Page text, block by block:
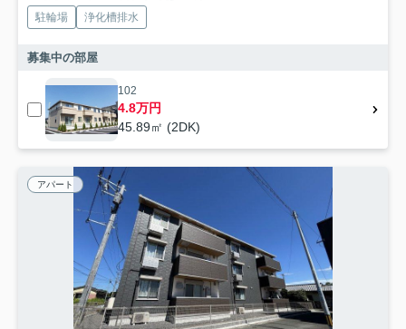
駐輪場 浄化槽排水
募集中の部屋
102
4.8万円
45.89㎡ (2DK)
アパート